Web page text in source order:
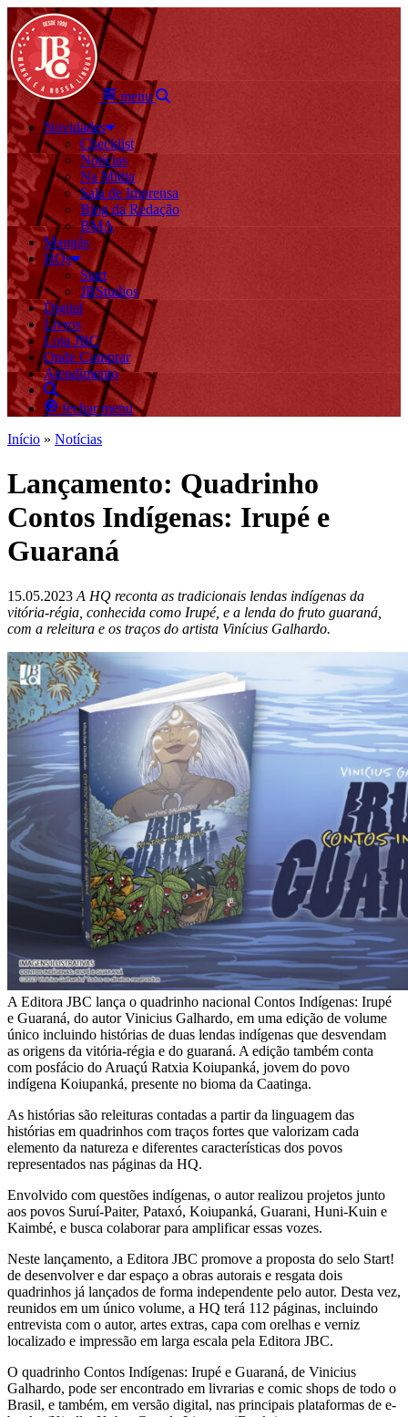
menu
Novidades
Checklist
Notícias
Na Mídia
Sala de Imprensa
Blog da Redação
BMA
Mangás
HQs
Start
JBStudios
Digital
Livros
Loja JBC
Onde Comprar
Atendimento
fechar menu
Início » Notícias
Lançamento: Quadrinho
Contos Indígenas: Irupé e
Guaraná
15.05.2023 A HQ reconta as tradicionais lendas indígenas da
vitória-régia, conhecida como Irupé, e a lenda do fruto guaraná,
com a releitura e os traços do artista Vinícius Galhardo.
A Editora JBC lança o quadrinho nacional Contos Indígenas: Irupé
e Guaraná, do autor Vinicius Galhardo, em uma edição de volume
único incluindo histórias de duas lendas indígenas que desvendam
as origens da vitória-régia e do guaraná. A edição também conta
com posfácio do Aruaçú Ratxia Koiupanká, jovem do povo
indígena Koiupanká, presente no bioma da Caatinga.
As histórias são releituras contadas a partir da linguagem das
histórias em quadrinhos com traços fortes que valorizam cada
elemento da natureza e diferentes características dos povos
representados nas páginas da HQ.
Envolvido com questões indígenas, o autor realizou projetos junto
aos povos Suruí-Paiter, Pataxó, Koiupanká, Guarani, Huni-Kuin e
Kaimbé, e busca colaborar para amplificar essas vozes.
Neste lançamento, a Editora JBC promove a proposta do selo Start!
de desenvolver e dar espaço a obras autorais e resgata dois
quadrinhos já lançados de forma independente pelo autor. Desta vez,
reunidos em um único volume, a HQ terá 112 páginas, incluindo
entrevista com o autor, artes extras, capa com orelhas e verniz
localizado e impressão em larga escala pela Editora JBC.
O quadrinho Contos Indígenas: Irupé e Guaraná, de Vinicius
Galhardo, pode ser encontrado em livrarias e comic shops de todo o
Brasil, e também, em versão digital, nas principais plataformas de e-